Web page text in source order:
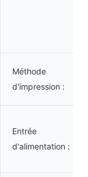
Méthode
d'impression :
Entrée
d'alimentation :